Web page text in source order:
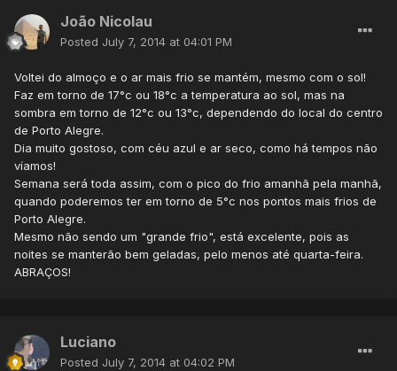
João Nicolau
Posted July 7, 2014 at 04:01 PM
Voltei do almoço e o ar mais frio se mantém, mesmo com o sol!
Faz em torno de 17°c ou 18°c a temperatura ao sol, mas na
sombra em torno de 12°c ou 13°c, dependendo do local do centro
de Porto Alegre.
Dia muito gostoso, com céu azul e ar seco, como há tempos não
víamos!
Semana será toda assim, com o pico do frio amanhã pela manhã,
quando poderemos ter em torno de 5°c nos pontos mais frios de
Porto Alegre.
Mesmo não sendo um "grande frio", está excelente, pois as
noites se manterão bem geladas, pelo menos até quarta-feira.
ABRAÇOS!
Luciano
Posted July 7, 2014 at 04:02 PM